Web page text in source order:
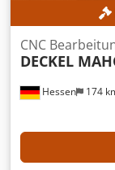
Hessen 174
CNC
DECKEL